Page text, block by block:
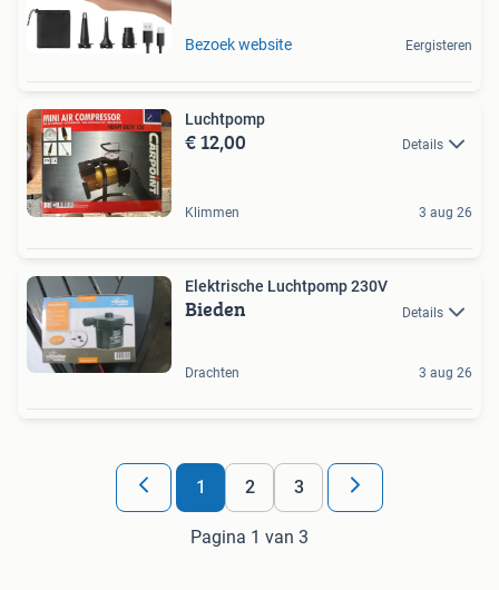
Bezoek website Eergisteren
Luchtpomp
€ 12,00 Details
Klimmen 3 aug 26
Elektrische Luchtpomp 230V
Bieden Details
Drachten 3 aug 26
1 2 3
Pagina 1 van 3